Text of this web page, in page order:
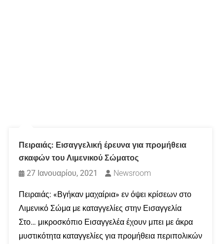
Πειραιάς: Εισαγγελική έρευνα για προμήθεια
σκαφών του Λιμενικού Σώματος
27 Ιανουαρίου, 2021
Newsroom
Πειραιάς: «Βγήκαν μαχαίρια» εν όψει κρίσεων στο
Λιμενικό Σώμα με καταγγελίες στην Εισαγγελία
Στο… μικροσκόπιο Εισαγγελέα έχουν μπει με άκρα
μυστικότητα καταγγελίες για προμήθεια περιπολικών